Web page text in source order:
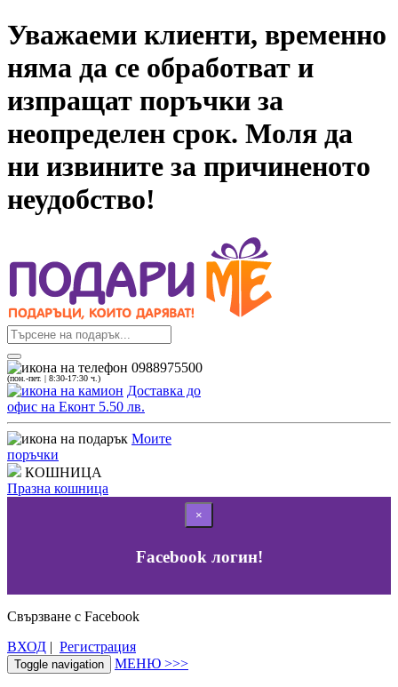
Уважаеми клиенти, временно
няма да се обработват и
изпращат поръчки за
неопределен срок. Моля да
ни извините за причиненото
неудобство!
0988975500
(пон.-пет. | 8:30-17:30 ч.)
Доставка до
офис на Еконт 5.50 лв.
Моите
поръчки
КОШНИЦА
Празна кошница
×
Facebook логин!
Свързване с Facebook
ВХОД | Регистрация
Toggle navigation МЕНЮ >>>